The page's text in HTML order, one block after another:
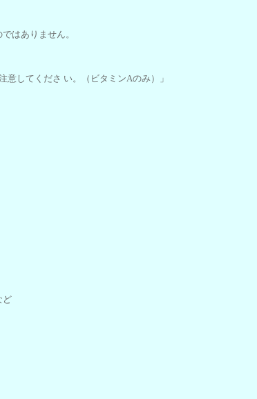
はありません。
意してくださ い。（ビタミンAのみ）」
ど